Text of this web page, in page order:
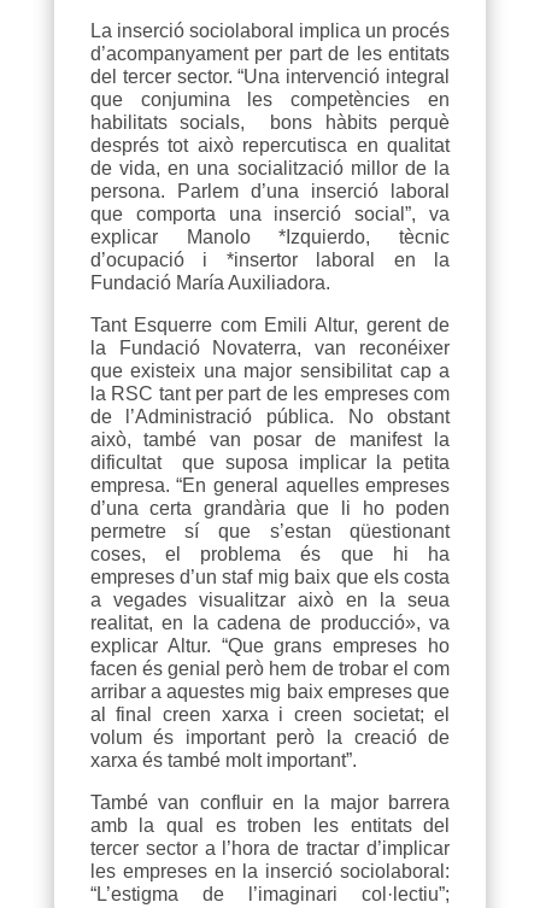
La inserció sociolaboral implica un procés
d’acompanyament per part de les entitats
del tercer sector. “Una intervenció integral
que conjumina les competències en
habilitats socials, bons hàbits perquè
després tot això repercutisca en qualitat
de vida, en una socialització millor de la
persona. Parlem d’una inserció laboral
que comporta una inserció social”, va
explicar Manolo *Izquierdo, tècnic
d’ocupació i *insertor laboral en la
Fundació María Auxiliadora.
Tant Esquerre com Emili Altur, gerent de
la Fundació Novaterra, van reconéixer
que existeix una major sensibilitat cap a
la RSC tant per part de les empreses com
de l’Administració pública. No obstant
això, també van posar de manifest la
dificultat que suposa implicar la petita
empresa. “En general aquelles empreses
d’una certa grandària que li ho poden
permetre sí que s’estan qüestionant
coses, el problema és que hi ha
empreses d’un staf mig baix que els costa
a vegades visualitzar això en la seua
realitat, en la cadena de producció», va
explicar Altur. “Que grans empreses ho
facen és genial però hem de trobar el com
arribar a aquestes mig baix empreses que
al final creen xarxa i creen societat; el
volum és important però la creació de
xarxa és també molt important”.
També van confluir en la major barrera
amb la qual es troben les entitats del
tercer sector a l’hora de tractar d’implicar
les empreses en la inserció sociolaboral:
“L’estigma de l’imaginari col·lectiu”;